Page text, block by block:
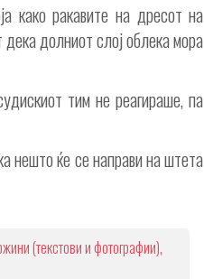
како ракавите на дресот на
долниот слој облека мора
тим не реагираше, па
нешто ќе се направи на штета
(текстови и фотографии),